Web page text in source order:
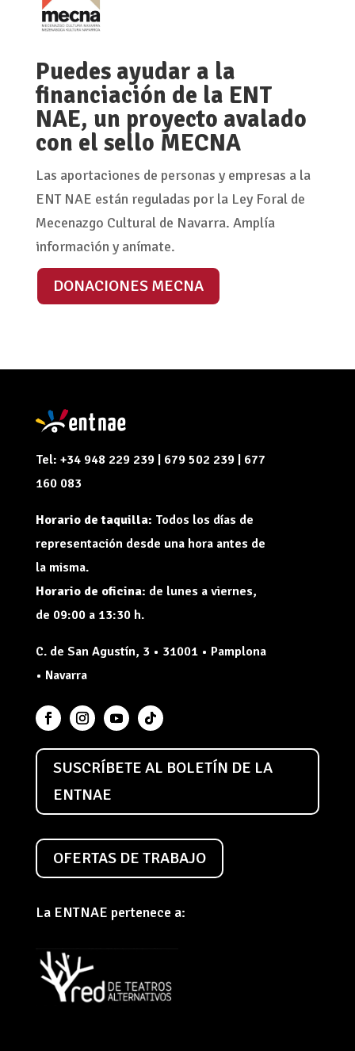
Puedes ayudar a la
financiación de la ENT
NAE, un proyecto avalado
con el sello MECNA
Las aportaciones de personas y empresas a la
ENT NAE están reguladas por la Ley Foral de
Mecenazgo Cultural de Navarra. Amplía
información y anímate.
DONACIONES MECNA
Tel: +34 948 229 239 | 679 502 239 | 677
160 083
Horario de taquilla: Todos los días de
representación desde una hora antes de
la misma.
Horario de oficina: de lunes a viernes,
de 09:00 a 13:30 h.
C. de San Agustín, 3 • 31001 • Pamplona
• Navarra
SUSCRÍBETE AL BOLETÍN DE LA
ENTNAE
OFERTAS DE TRABAJO
La ENTNAE pertenece a: